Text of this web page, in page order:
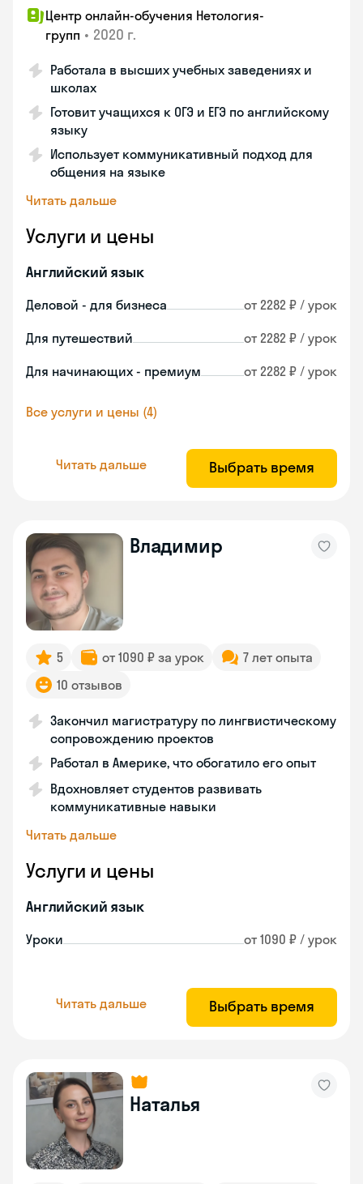
Центр онлайн-обучения Нетология-
групп • 2020 г.
Работала в высших учебных заведениях и
школах
Готовит учащихся к ОГЭ и ЕГЭ по английскому
языку
Использует коммуникативный подход для
общения на языке
Читать дальше
Услуги и цены
Английский язык
Деловой - для бизнеса от 2282 ₽ / урок
Для путешествий от 2282 ₽ / урок
Для начинающих - премиум от 2282 ₽ / урок
Все услуги и цены (4)
Читать дальше Выбрать время
Владимир
5 от 1090 ₽ за урок
7 лет опыта
10 отзывов
Закончил магистратуру по лингвистическому
сопровождению проектов
Работал в Америке, что обогатило его опыт
Вдохновляет студентов развивать
коммуникативные навыки
Читать дальше
Услуги и цены
Английский язык
Уроки от 1090 ₽ / урок
Читать дальше Выбрать время
Наталья